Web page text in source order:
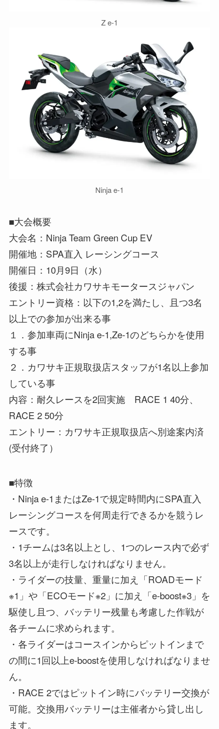
Z e-1
Ninja e-1
■大会概要
大会名：Ninja Team Green Cup EV
開催地：SPA直入 レーシングコース
開催日：10月9日（水）
後援：株式会社カワサキモータースジャパン
エントリー資格：以下の1,2を満たし、且つ3名
以上での参加が出来る事
１．参加車両にNinja e-1,Ze-1のどちらかを使用
する事
２．カワサキ正規取扱店スタッフが1名以上参加
している事
内容：耐久レースを2回実施 RACE 1 40分、
RACE 2 50分
エントリー：カワサキ正規取扱店へ別途案内済
(受付終了）
■特徴
・Ninja e-1またはZe-1で規定時間内にSPA直入
レーシングコースを何周走行できるかを競うレ
ースです。
・1チームは3名以上とし、1つのレース内で必ず
3名以上が走行しなければなりません。
・ライダーの技量、重量に加え「ROADモード
※1」や「ECOモード※2」に加え「e-boost※3」を
駆使し且つ、バッテリー残量も考慮した作戦が
各チームに求められます。
・各ライダーはコースインからピットインまで
の間に1回以上e-boostを使用しなければなりませ
ん。
・RACE 2ではピットイン時にバッテリー交換が
可能。交換用バッテリーは主催者から貸し出し
ます。